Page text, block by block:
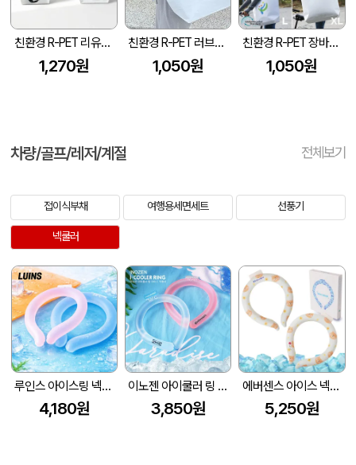
친환경 R-PET 리유저블가방 (중량 170g±5)(소, 중, 대)
1,270원
친환경 R-PET 러브라이프 리유저블백 (중량 170g)(380x150x300mm)
1,050원
친환경 R-PET 장바구니형 리유저블백 (중량170g)(S/M/L/XL)
1,050원
차량/골프/레저/계절 전체보기
접이식부채 여행용세면세트 선풍기
넥쿨러
루인스 아이스링 넥쿨러
4,180원
이노젠 아이쿨러 링 아이스 넥쿨러 INOZEN i-cooler RING
3,850원
에버센스 아이스 넥쿨러 캐릭터
5,250원